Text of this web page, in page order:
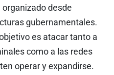
desde
gubernamentales.
es atacar tanto a
como a las redes
operar y expandirse.